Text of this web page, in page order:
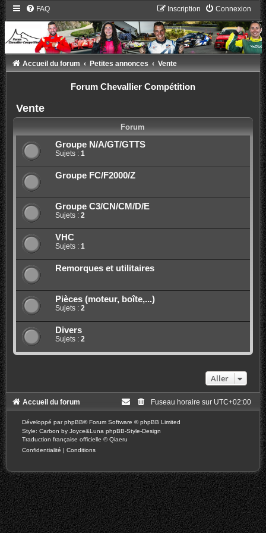
FAQ Connexion
Inscription
Accueil du forum Petites annonces Vente
Forum Chevallier Compétition
Vente
Forum
Groupe N/A/GT/GTTS
Sujets : 1
Groupe FC/F2000/Z
Groupe C3/CN/CM/D/E
Sujets : 2
VHC
Sujets : 1
Remorques et utilitaires
Pièces (moteur, boîte,...)
Sujets : 2
Divers
Sujets : 2
Aller
Accueil du forum Fuseau horaire sur UTC+02:00
Développé parphpBB® Forum Software © phpBB Limited
Style: Carbon by Joyce&Luna phpBB-Style-Design
Traduction française officielle ©Qiaeru
Confidentialité | Conditions